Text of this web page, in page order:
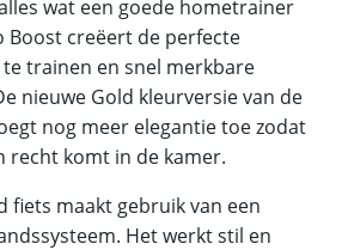
wat een goede hometrainer
Boost creëert de perfecte
trainen en snel merkbare
nieuwe Gold kleurversie van de
nog meer elegantie toe zodat
recht komt in de kamer.
fiets maakt gebruik van een
Het werkt stil en